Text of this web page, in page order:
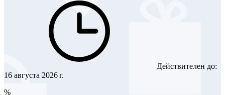
Действителен до:
16 августа 2026 г.
%